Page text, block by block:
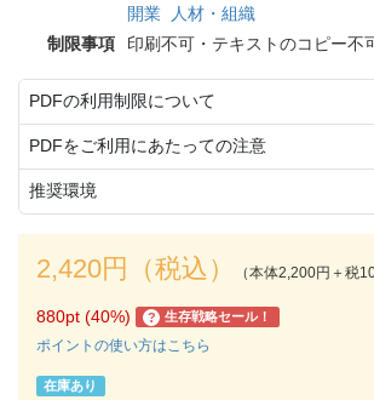
開業
人材・組織
制限事項
印刷不可・テキストのコピー不
PDFの利用制限について
PDFをご利用にあたっての注意
推奨環境
2,420円（税込） （本体2,200円＋税10
880pt (40%) ? 生存戦略セール！
ポイントの使い方はこちら
在庫あり